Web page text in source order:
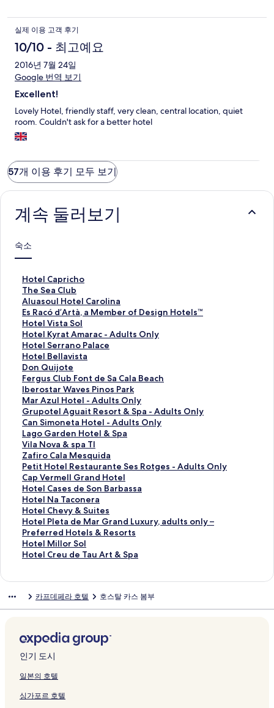
실제 이용 고객 후기
10/10 - 최고예요
2016년 7월 24일
Google 번역 보기
Excellent!
Lovely Hotel, friendly staff, very clean, central location, quiet
room. Couldn't ask for a better hotel
57개 이용 후기 모두 보기
계속 둘러보기
숙소
Hotel Capricho
H
o
t
e
l
C
a
p
r
i
c
h
o
페
이
지
를
여
는
링
크
The Sea Club
T
h
e
S
e
a
C
l
u
b
페
이
지
를
여
는
링
크
Aluasoul Hotel Carolina
A
l
u
a
s
o
u
l
H
o
t
e
l
C
a
r
o
l
i
n
a
페
이
지
링
크
Es Racó d’Artà, a Member of Design Hotels™
E
s
R
a
c
ó
d
’
A
r
t
à
,
a
M
e
m
b
e
r
o
f
D
n
t
e
l
s
페
Hotel Vista Sol
H
o
t
e
l
V
i
s
t
a
S
o
l
페
이
지
를
여
는
링
크
Hotel Kyrat Amarac - Adults Only
H
o
t
e
l
K
y
r
a
t
A
m
a
r
a
c
-
A
d
u
l
l
이
지
를
여
링
Hotel Serrano Palace
H
o
t
e
l
S
e
r
r
a
n
o
P
a
l
a
c
e
페
이
는
링
Hotel Bellavista
H
o
t
e
l
B
e
l
l
a
v
i
s
t
a
페
이
지
를
크
Don Quijote
D
o
n
Q
u
i
j
o
t
e
페
이
지
를
여
는
링
크
Fergus Club Font de Sa Cala Beach
F
e
r
g
u
s
C
l
u
b
F
o
n
t
d
e
S
a
a
c
h
페
지
Iberostar Waves Pinos Park
I
b
e
r
o
s
t
a
r
W
a
v
e
s
P
i
a
페
이
지
를
는
Mar Azul Hotel - Adults Only
M
a
r
A
z
u
l
H
o
t
e
l
-
A
d
O
y
페
이
지
여
Grupotel Aguait Resort & Spa - Adults Only
G
r
u
p
o
t
e
l
A
g
u
a
i
t
r
S
p
a
-
d
Can Simoneta Hotel - Adults Only
C
a
n
S
i
m
o
n
e
t
a
H
o
A
l
t
s
O
l
Lago Garden Hotel & Spa
L
a
g
o
G
a
r
d
e
n
H
o
S
페
이
지
를
는
Vila Nova & spa TI
V
i
l
a
N
o
v
a
&
s
p
페
이
여
는
링
크
Zafiro Cala Mesquida
Z
a
f
i
r
o
C
a
l
a
u
a
페
이
지
여
Petit Hotel Restaurante Ses Rotges - Adults Only
P
e
t
i
t
H
o
t
e
t
r
a
n
t
S
Cap Vermell Grand Hotel
C
a
p
V
e
r
m
e
a
H
o
t
e
페
Hotel Cases de Son Barbassa
H
o
t
e
l
C
a
e
n
B
a
r
a
Hotel Na Taconera
H
o
t
e
l
N
o
r
a
페
이
를
Hotel Chevy & Suites
H
o
t
e
l
y
u
i
t
e
페
Hotel Pleta de Mar Grand Luxury, adults only –
Preferred Hotels & Resorts
H
o
t
e
t
e
M
a
r
r
Hotel Millor Sol
H
o
M
i
o
r
S
o
페
Hotel Creu de Tau Art & Spa
H
C
u
d
e
T
u
카프데페라 호텔 호스탈 카스 봄부
인기 도시
일본의 호텔
싱가포르 호텔